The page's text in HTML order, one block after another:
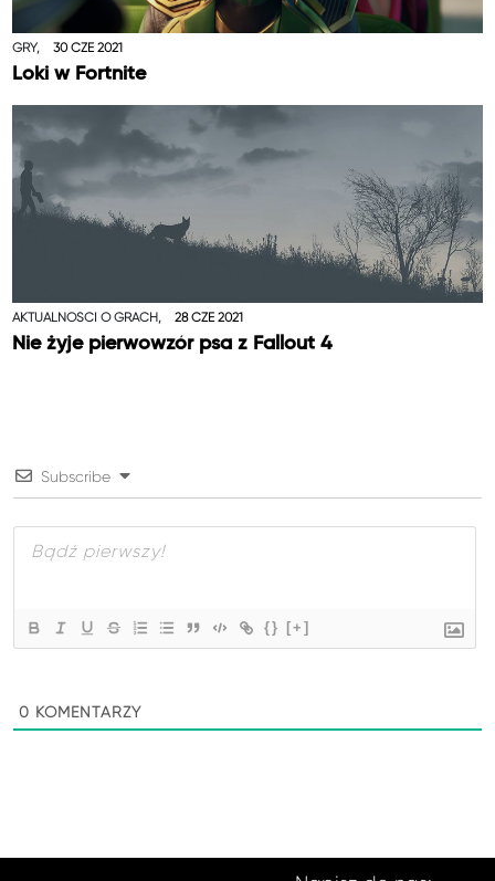
GRY, 30 CZE 2021
Loki w Fortnite
AKTUALNOŚCI O GRACH, 28 CZE 2021
Nie żyje pierwowzór psa z Fallout 4
Subscribe
{} [+]
0 KOMENTARZY